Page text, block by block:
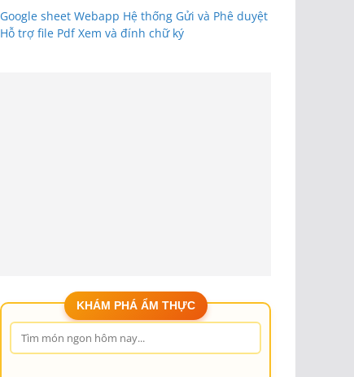
Google sheet Webapp Hệ thống Gửi và Phê duyệt
Hỗ trợ file Pdf Xem và đính chữ ký
KHÁM PHÁ ẨM THỰC